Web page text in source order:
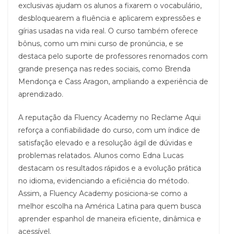
exclusivas ajudam os alunos a fixarem o vocabulário,
desbloquearem a fluência e aplicarem expressões e
gírias usadas na vida real. O curso também oferece
bônus, como um mini curso de pronúncia, e se
destaca pelo suporte de professores renomados com
grande presença nas redes sociais, como Brenda
Mendonça e Cass Aragon, ampliando a experiência de
aprendizado.
A reputação da Fluency Academy no Reclame Aqui
reforça a confiabilidade do curso, com um índice de
satisfação elevado e a resolução ágil de dúvidas e
problemas relatados. Alunos como Edna Lucas
destacam os resultados rápidos e a evolução prática
no idioma, evidenciando a eficiência do método.
Assim, a Fluency Academy posiciona-se como a
melhor escolha na América Latina para quem busca
aprender espanhol de maneira eficiente, dinâmica e
acessível.